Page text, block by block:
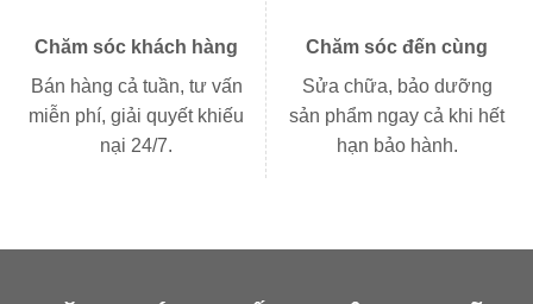
Chăm sóc khách hàng
Bán hàng cả tuần, tư vấn
miễn phí, giải quyết khiếu
nại 24/7.
Chăm sóc đến cùng
Sửa chữa, bảo dưỡng
sản phẩm ngay cả khi hết
hạn bảo hành.